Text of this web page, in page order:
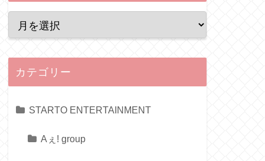
カテゴリー
STARTO ENTERTAINMENT
Aぇ! group